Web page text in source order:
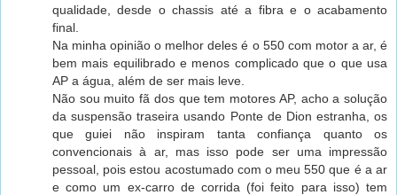
qualidade, desde o chassis até a fibra e o acabamento
final.
Na minha opinião o melhor deles é o 550 com motor a ar, é
bem mais equilibrado e menos complicado que o que usa
AP a água, além de ser mais leve.
Não sou muito fã dos que tem motores AP, acho a solução
da suspensão traseira usando Ponte de Dion estranha, os
que guiei não inspiram tanta confiança quanto os
convencionais à ar, mas isso pode ser uma impressão
pessoal, pois estou acostumado com o meu 550 que é a ar
e como um ex-carro de corrida (foi feito para isso) tem